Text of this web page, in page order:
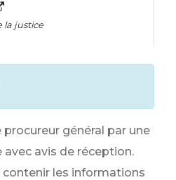
la justice
procureur général par une
avis de réception.
les informations